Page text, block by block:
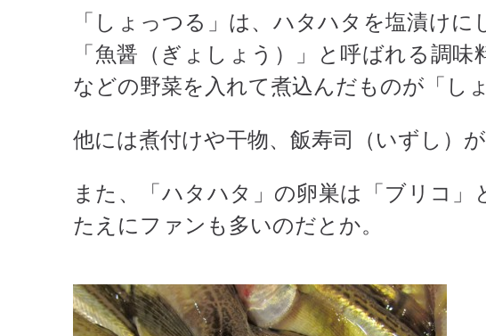
「しょっつる」は、ハタハタを塩漬け
「魚醤（ぎょしょう）」と呼ばれる調
などの野菜を入れて煮込んだものが「し
他には煮付けや干物、飯寿司（いずし）が
また、「ハタハタ」の卵巣は「ブリコ
たえにファンも多いのだとか。